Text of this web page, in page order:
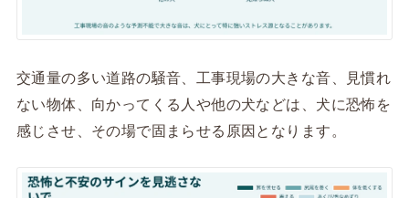
交通量の多い道路の騒音、工事現場の大きな音、見慣れ
ない物体、向かってくる人や他の犬などは、犬に恐怖を
感じさせ、その場で固まらせる原因となります。